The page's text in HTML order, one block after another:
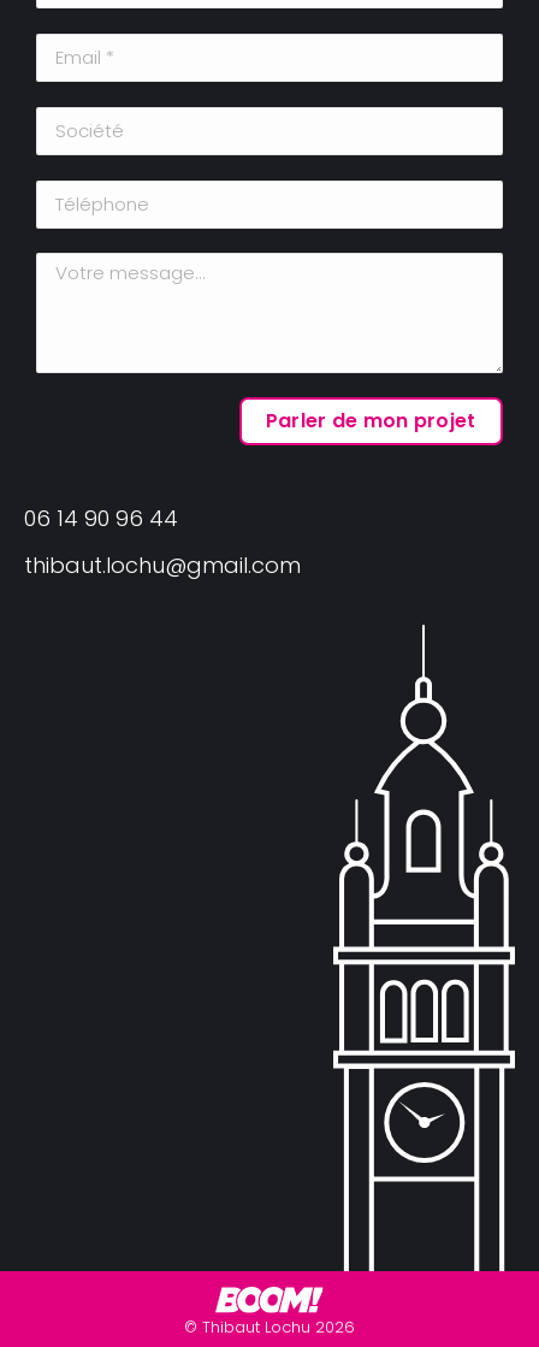
06 14 90 96 44
thibaut.lochu@gmail.com
© Thibaut Lochu 2026